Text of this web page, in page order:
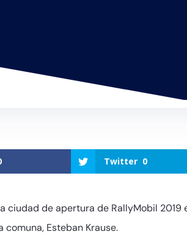
Twitter 0
ciudad de apertura de RallyMobil
comuna, Esteban Krause.